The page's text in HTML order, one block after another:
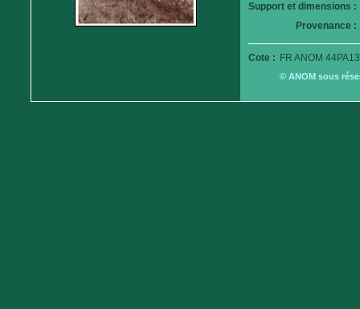
Support et dimensions :
Provenance :
Cote : FR ANOM
© ANOM sous